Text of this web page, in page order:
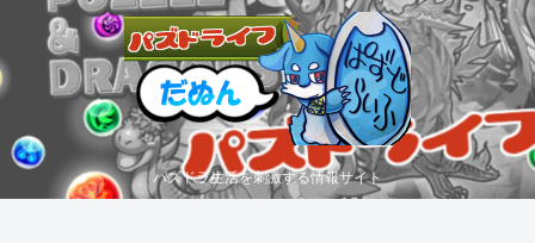
パズドラ生活を刺激する情報サイト